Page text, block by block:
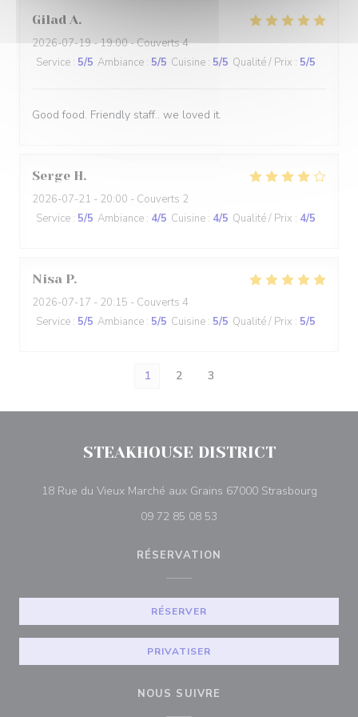
Gilad A
2026-07-19- 19:00 - Couverts 4
Service : 5/5 Ambiance : 5/5 Cuisine : 5/5 Qualité / Prix : 5/5
Good food. Friendly staff.. we loved it.
Serge H
2026-07-21 - 20:00 - Couverts 2
Service : 5/5 Ambiance : 4/5 Cuisine : 4/5 Qualité / Prix : 4/5
Nisa P
2026-07-17 - 20:15 - Couverts 4
Service : 5/5 Ambiance : 5/5 Cuisine : 5/5 Qualité / Prix : 5/5
1 2 3
STEAKHOUSE DISTRICT
18 Rue du Vieux Marché aux Grains 67000 Strasbourg((ouvre
09 72 85 08 53
RÉSERVATION
RÉSERVER
PRIVATISER
NOUS SUIVRE